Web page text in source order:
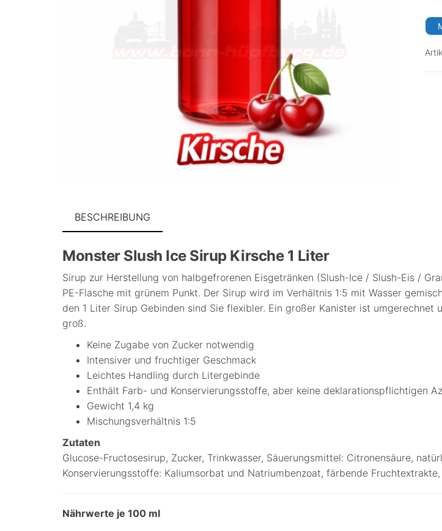
BESCHREIBUNG
Monster Slush Ice Sirup Kirsche 1 Liter
Sirup zur Herstellung von halbgefrorenen Eisgetränken (Slush-Ice / Slush-Eis /
PE-Flasche mit grünem Punkt. Der Sirup wird im Verhältnis 1:5 mit Wasser
den 1 Liter Sirup Gebinden sind Sie flexibler. Ein großer Kanister ist
groß.
Keine Zugabe von Zucker notwendig
Intensiver und fruchtiger Geschmack
Leichtes Handling durch Litergebinde
Enthält Farb- und Konservierungsstoffe, aber keine deklarationspflichtigen
Gewicht 1,4 kg
Mischungsverhältnis 1:5
Zutaten
Glucose-Fructosesirup, Zucker, Trinkwasser, Säuerungsmittel: Citronensäure,
Konservierungsstoffe: Kaliumsorbat und Natriumbenzoat, färbende Fruchtextrakte,
Nährwerte je 100 ml